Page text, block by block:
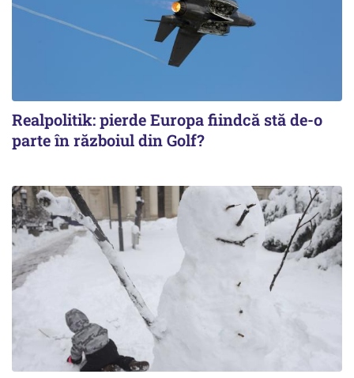
Realpolitik: pierde Europa fiindcă stă de-o
parte în războiul din Golf?